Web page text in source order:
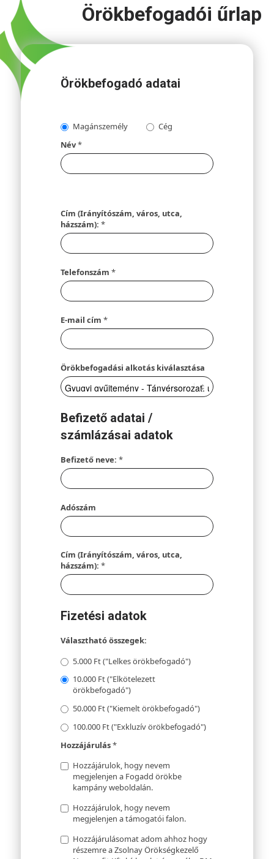
Örökbefogadói űrlap
Örökbefogadó adatai
Magánszemély
Cég
Név*
Cím (Irányítószám, város, utca,
házszám): *
Telefonszám *
E-mail cím *
Örökbefogadási alkotás kiválasztása
Befizető adatai /
számlázásai adatok
Befizető neve: *
Adószám
Cím (Irányítószám, város, utca,
házszám): *
Fizetési adatok
Választható összegek:
5.000 Ft ("Lelkes örökbefogadó")
10.000 Ft ("Elkötelezett
örökbefogadó")
50.000 Ft ("Kiemelt örökbefogadó")
100.000 Ft ("Exkluzív örökbefogadó")
Hozzájárulás*
Hozzájárulok, hogy nevem
megjelenjen a Fogadd örökbe
kampány weboldalán.
Hozzájárulok, hogy nevem
megjelenjen a támogatói falon.
Hozzájárulásomat adom ahhoz hogy
részemre a Zsolnay Örökségkezelő